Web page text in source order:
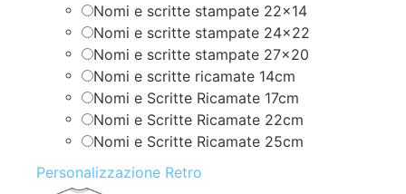
Nomi e scritte stampate 22×14
Nomi e scritte stampate 24×22
Nomi e scritte stampate 27×20
Nomi e scritte ricamate 14cm
Nomi e Scritte Ricamate 17cm
Nomi e Scritte Ricamate 22cm
Nomi e Scritte Ricamate 25cm
Personalizzazione Retro